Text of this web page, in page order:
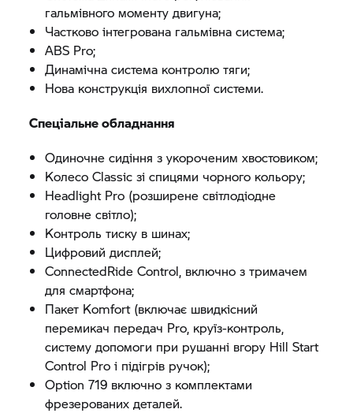
гальмівного моменту двигуна;
Частково інтегрована гальмівна система;
ABS Pro;
Динамічна система контролю тяги;
Нова конструкція вихлопної системи.
Спеціальне обладнання
Одиночне сидіння з укороченим хвостовиком;
Колесо Classic зі спицями чорного кольору;
Headlight Pro (розширене світлодіодне
головне світло);
Контроль тиску в шинах;
Цифровий дисплей;
ConnectedRide Control, включно з тримачем
для смартфона;
Пакет Komfort (включає швидкісний
перемикач передач Pro, круїз-контроль,
систему допомоги при рушанні вгору Hill Start
Control Pro і підігрів ручок);
Option 719 включно з комплектами
фрезерованих деталей.